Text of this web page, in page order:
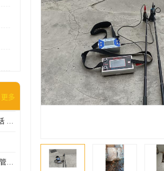
更多
家庭自来水管漏水检测电话 服务周到
市政高压车疏通清洗 科探管道工程 设备齐